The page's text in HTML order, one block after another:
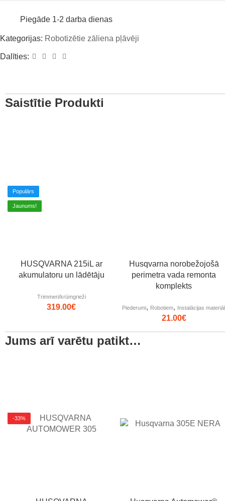
Piegāde 1-2 darba dienas
Kategorijas: Robotizētie zāliena pļāvēji
Dalīties:
Saistītie Produkti
Populārs
Jaunums!
HUSQVARNA 215iL ar
akumulatoru un lādētāju
Trimmeri/krūmgrieži
319.00€
Husqvarna norobežojošā
perimetra vada remonta
komplekts
Piederumi, Robotiem, Instalācijas
21.00€
Jums arī varētu patikt…
-33%